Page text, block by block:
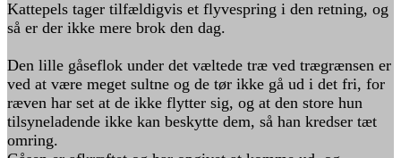
Kattepels tager tilfældigvis et flyvespring i den retning, og
så er der ikke mere brok den dag.
Den lille gåseflok under det væltede træ ved trægrænsen er
ved at være meget sultne og de tør ikke gå ud i det fri, for
ræven har set at de ikke flytter sig, og at den store hun
tilsyneladende ikke kan beskytte dem, så han kredser tæt
omring.